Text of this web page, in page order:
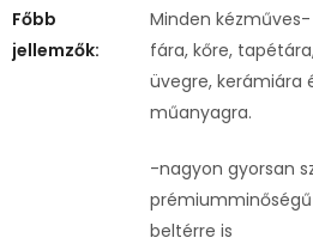
Főbb
jellemzők:
Minden
fára, kőre,
üvegre, kerámiára
műanyagra.
-nagyon gyorsan
beltérre is